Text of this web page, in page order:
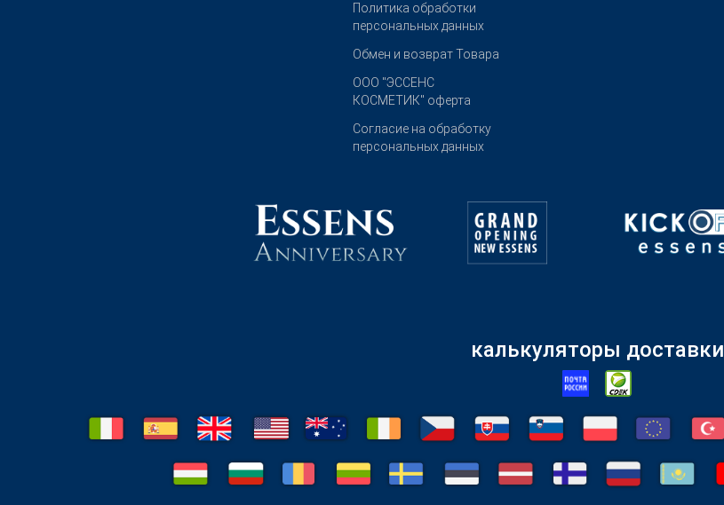
Политика обработки
персональных данных
Обмен и возврат Товара
OOO "ЭССЕНС
КОСМЕТИК" оферта
Согласие на обработку
персональных данных
калькуляторы доставки